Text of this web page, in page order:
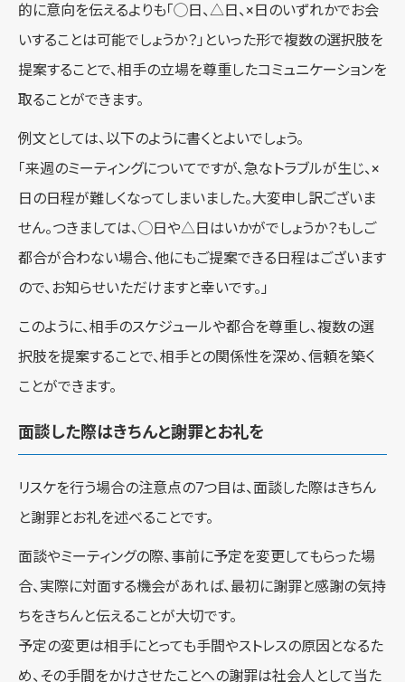
的に意向を伝えるよりも「◯日、△日、×日のいずれかでお会
いすることは可能でしょうか？」といった形で複数の選択肢を
提案することで、相手の立場を尊重したコミュニケーションを
取ることができます。
例文としては、以下のように書くとよいでしょう。
「来週のミーティングについてですが、急なトラブルが生じ、×
日の日程が難しくなってしまいました。大変申し訳ございま
せん。つきましては、◯日や△日はいかがでしょうか？もしご
都合が合わない場合、他にもご提案できる日程はございます
ので、お知らせいただけますと幸いです。」
このように、相手のスケジュールや都合を尊重し、複数の選
択肢を提案することで、相手との関係性を深め、信頼を築く
ことができます。
面談した際はきちんと謝罪とお礼を
リスケを行う場合の注意点の7つ目は、面談した際はきちん
と謝罪とお礼を述べることです。
面談やミーティングの際、事前に予定を変更してもらった場
合、実際に対面する機会があれば、最初に謝罪と感謝の気持
ちをきちんと伝えることが大切です。
予定の変更は相手にとっても手間やストレスの原因となるた
め、その手間をかけさせたことへの謝罪は社会人として当た